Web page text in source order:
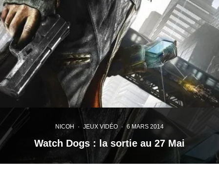
NICOH · JEUX VIDÉO · 6 MARS 2014
Watch Dogs : la sortie au 27 Mai